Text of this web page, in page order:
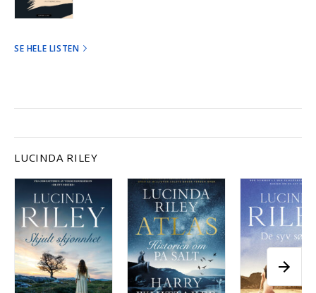
SE HELE LISTEN
LUCINDA RILEY